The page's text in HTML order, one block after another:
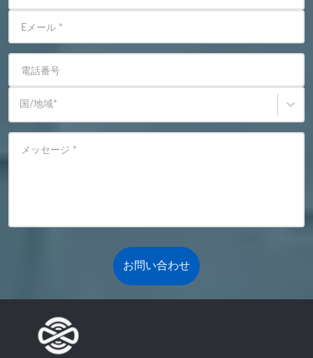
Eメール *
電話番号
国/地域*
メッセージ *
お問い合わせ